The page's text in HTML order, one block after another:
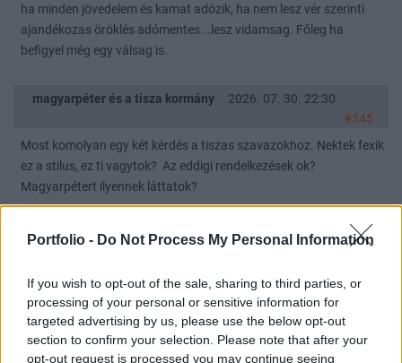
Portfolio - Do Not Process My Personal Information
If you wish to opt-out of the sale, sharing to third parties, or
processing of your personal or sensitive information for
targeted advertising by us, please use the below opt-out
section to confirm your selection. Please note that after your
opt-out request is processed you may continue seeing
ha minden jövedelem és kamat adózik, ha nem lesz vér szerinti
ajandékozas öröklés adómentes...lesz vidamsag. Főleg ha
befigyel még egy válsag is.
magyarpéter és a tisza kormány
2026. 07. 30. 22:30
#345
Most komolyan egy két kérdés a tiszas szavazokhoz. Nektek fexik
ez a stilus, ez ti vagytok? Az eddigi rendelkezések ok?
Magyarpétert ilyennek láttatok?
magyarpéter és a tisza kormány
2026. 07. 30. 22:26
Az megvan? Még egy deka eus pénzt nem hozott be tisza. Jött egy
4mrd eur pakk de ez még orbanék elszamolasa ezeket
előfinanszirozta meg zarultak le és kifizették. Ezt orbannak is
kifizettek volna. Ez volt az a hatalmas hiany..de már kussban